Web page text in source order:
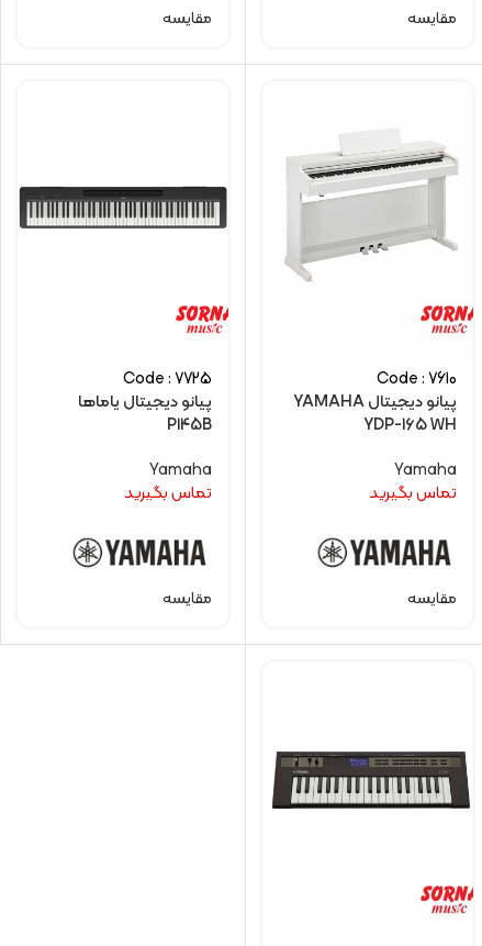
مقایسه مقایسه
Code : 7610
پیانو دیجیتال YAMAHA
YDP-165 WH
Yamaha
تماس بگیرید
مقایسه
Code : 7725
پیانو دیجیتال یاماها
P145B
Yamaha
تماس بگیرید
مقایسه